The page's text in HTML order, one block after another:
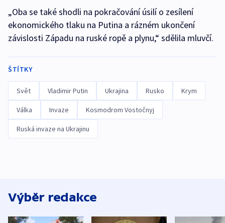
„Oba se také shodli na pokračování úsilí o zesílení
ekonomického tlaku na Putina a rázném ukončení
závislosti Západu na ruské ropě a plynu,“ sdělila mluvčí.
ŠTÍTKY
Svět Vladimir Putin Ukrajina Rusko Krym
Válka Invaze Kosmodrom Vostočnyj
Ruská invaze na Ukrajinu
Výběr redakce